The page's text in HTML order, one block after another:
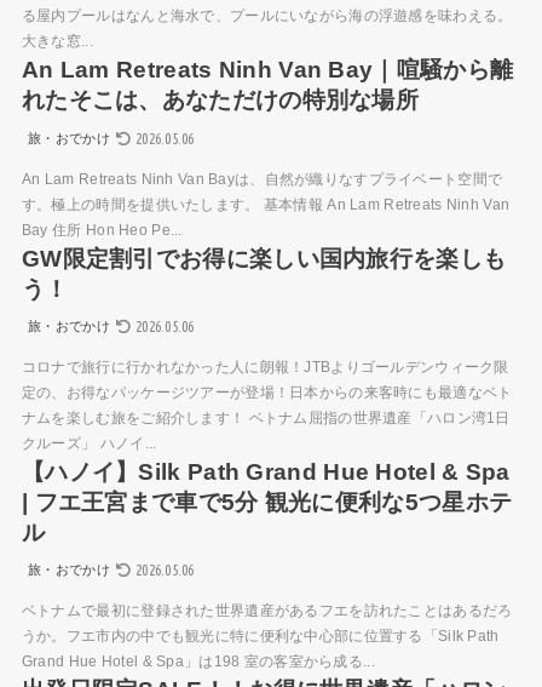
る屋内プールはなんと海水で、プールにいながら海の浮遊感を味わえる。
大きな窓...
An Lam Retreats Ninh Van Bay｜喧騒から離
れたそこは、あなただけの特別な場所
旅・おでかけ 2026.05.06
An Lam Retreats Ninh Van Bayは、自然が織りなすプライベート空間で
す。極上の時間を提供いたします。 基本情報 An Lam Retreats Ninh Van
Bay 住所 Hon Heo Pe...
GW限定割引でお得に楽しい国内旅行を楽しも
う！
旅・おでかけ 2026.05.06
コロナで旅行に行かれなかった人に朗報！JTBよりゴールデンウィーク限
定の、お得なパッケージツアーが登場！日本からの来客時にも最適なベト
ナムを楽しむ旅をご紹介します！ ベトナム屈指の世界遺産「ハロン湾1日
クルーズ」 ハノイ...
【ハノイ】Silk Path Grand Hue Hotel & Spa
| フエ王宮まで車で5分 観光に便利な5つ星ホテ
ル
旅・おでかけ 2026.05.06
ベトナムで最初に登録された世界遺産があるフエを訪れたことはあるだろ
うか。フエ市内の中でも観光に特に便利な中心部に位置する「Silk Path
Grand Hue Hotel & Spa」は198 室の客室から成る...